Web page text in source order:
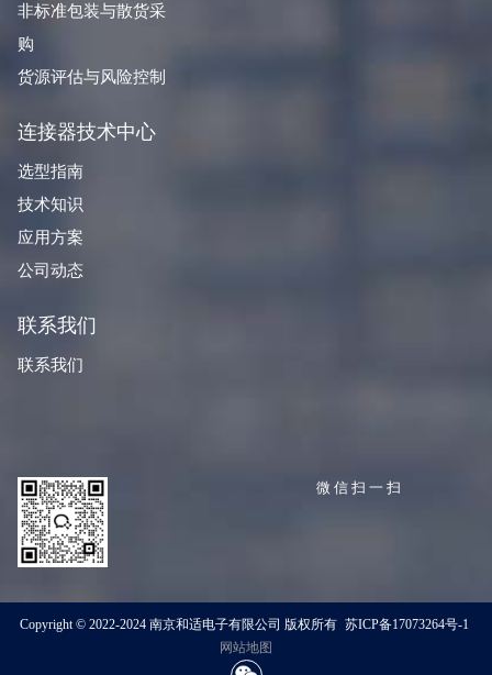
非标准包装与散货采
购
货源评估与风险控制
连接器技术中心
选型指南
技术知识
应用方案
公司动态
联系我们
联系我们
微信扫一扫
Copyright © 2022-2024 南京和适电子有限公司 版权所有 苏ICP备17073264号-1
网站地图